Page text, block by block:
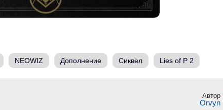
NEOWIZ Дополнение Сиквел Lies of P 2
Автор
Orvyn